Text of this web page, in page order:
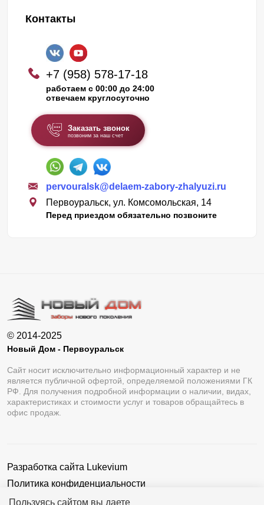
Пользуясь сайтом вы даете
Контакты
+7 (958) 578-17-18
работаем с 00:00 до 24:00
отвечаем круглосуточно
Заказать звонок
позвоним за наш счет
pervouralsk@delaem-zabory-zhalyuzi.ru
Первоуральск, ул. Комсомольская, 14
Перед приездом обязательно позвоните
© 2014-2025
Новый Дом - Первоуральск
Сайт носит исключительно информационный характер и не
является публичной офертой, определяемой положениями ГК
РФ. Для получения подробной информации о наличии, видах,
характеристиках и стоимости услуг и товаров обращайтесь в
офис продаж.
Разработка сайта Lukevium
Политика конфиденциальности
Пользовательское соглашение